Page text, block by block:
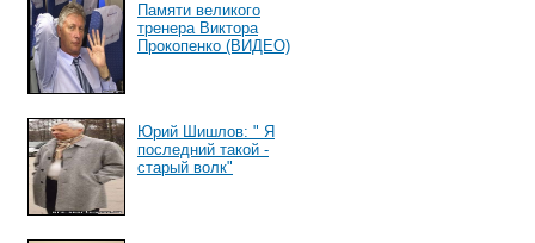
Памяти великого
тренера Виктора
Прокопенко (ВИДЕО)
Юрий Шишлов: " Я
последний такой -
старый волк"